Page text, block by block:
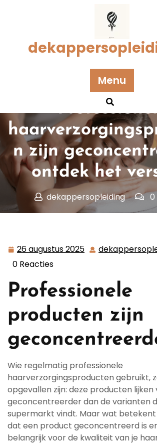
Menu
Geplaatst op 26 augustus
n zijn
ontdek het
dekappersopleiding
0
dekappersopleiding.nl>>
26 augustus 2025 26
0 Reacties
Professionele
producten zijn
Wie regelmatig professionele
haarverzorgingsproducten gebruikt,
opgevallen zijn: deze producten lijken
geconcentreerder dan de varianten
supermarkt vindt. Maar wat
dat een product geconcentreerd is
belangrijk voor de kwaliteit van je